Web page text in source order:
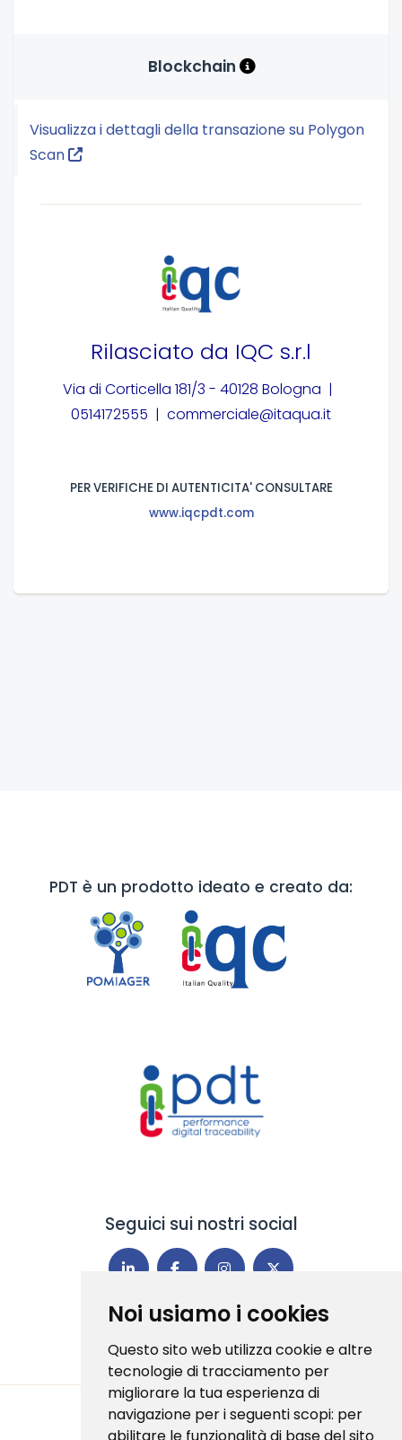
Noi usiamo i cookies
Questo sito web utilizza cookie e altre
tecnologie di tracciamento per
migliorare la tua esperienza di
navigazione per i seguenti scopi: per
Blockchain
Visualizza i dettagli della transazione su Polygon
Scan
Rilasciato da IQC s.r.l
Via di Corticella 181/3 - 40128 Bologna |
0514172555 | commerciale@itaqua.it
PER VERIFICHE DI AUTENTICITA' CONSULTARE
www.iqcpdt.com
PDT è un prodotto ideato e creato da:
Seguici sui nostri social